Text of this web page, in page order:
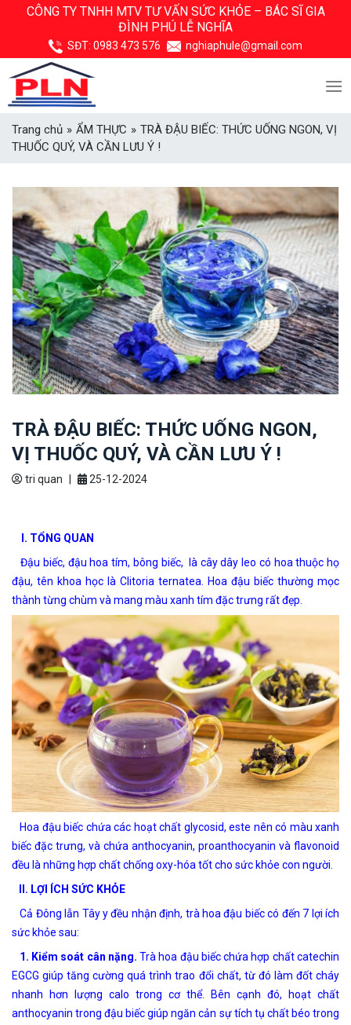
CÔNG TY TNHH MTV TƯ VẤN SỨC KHỎE – BÁC SĨ GIA
ĐÌNH PHÚ LỄ NGHĨA
SĐT: 0983 473 576 nghiaphule@gmail.com
Trang chủ » ẨM THỰC » TRÀ ĐẬU BIẾC: THỨC UỐNG NGON, VỊ
THUỐC QUÝ, VÀ CẦN LƯU Ý !
TRÀ ĐẬU BIẾC: THỨC UỐNG NGON,
VỊ THUỐC QUÝ, VÀ CẦN LƯU Ý !
tri quan 25-12-2024
I. TỔNG QUAN
Đậu biếc, đậu hoa tím, bông biếc, là cây dây leo có hoa thuộc họ
đậu, tên khoa học là Clitoria ternatea. Hoa đậu biếc thường mọc
thành từng chùm và mang màu xanh tím đặc trưng rất đẹp.
Hoa đậu biếc chứa các hoạt chất glycosid, este nên có màu xanh
biếc đặc trưng, và chứa anthocyanin, proanthocyanin và flavonoid
đều là những hợp chất chống oxy-hóa tốt cho sức khỏe con người.
II. LỢI ÍCH SỨC KHỎE
Cả Đông lẫn Tây y đều nhận định, trà hoa đậu biếc có đến 7 lợi ích
sức khỏe sau:
1. Kiểm soát cân nặng. Trà hoa đậu biếc chứa hợp chất catechin
EGCG giúp tăng cường quá trình trao đổi chất, từ đó làm đốt cháy
nhanh hơn lượng calo trong cơ thể. Bên cạnh đó, hoạt chất
anthocyanin trong đậu biếc giúp ngăn cản sự tích tụ chất béo trong